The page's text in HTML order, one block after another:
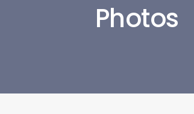
Photos